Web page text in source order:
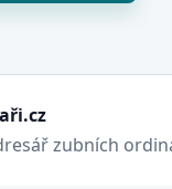
zubních